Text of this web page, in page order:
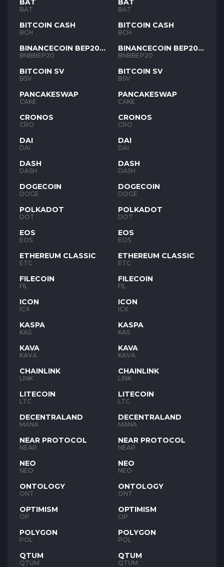
BAT
BAT
BITCOIN CASH
BCH
BINANCECOIN BEP20
BNB
BNBBEP20
BITCOIN SV
BSV
PANCAKESWAP
CAKE
CRONOS
CRO
DAI
DAI
DASH
DASH
DOGECOIN
DOGE
POLKADOT
DOT
EOS
EOS
ETHEREUM CLASSIC
ETC
FILECOIN
FIL
ICON
ICX
KASPA
KAS
KAVA
KAVA
CHAINLINK
LINK
LITECOIN
LTC
DECENTRALAND
MANA
NEAR PROTOCOL
NEAR
NEO
NEO
ONTOLOGY
ONT
OPTIMISM
OP
POLYGON
POL
QTUM
QTUM
BAT
BAT
BITCOIN CASH
BCH
BINANCECOIN BEP20
BNB
BNBBEP20
BITCOIN SV
BSV
PANCAKESWAP
CAKE
CRONOS
CRO
DAI
DAI
DASH
DASH
DOGECOIN
DOGE
POLKADOT
DOT
EOS
EOS
ETHEREUM CLASSIC
ETC
FILECOIN
FIL
ICON
ICX
KASPA
KAS
KAVA
KAVA
CHAINLINK
LINK
LITECOIN
LTC
DECENTRALAND
MANA
NEAR PROTOCOL
NEAR
NEO
NEO
ONTOLOGY
ONT
OPTIMISM
OP
POLYGON
POL
QTUM
QTUM